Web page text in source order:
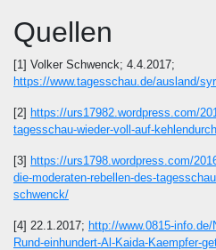
Quellen
[1] Volker Schwenck; 4.4.2017;
https://www.tagesschau.de/ausland/
[2] https://urs17982.wordpress.com/
tagesschau-wieder-voll-auf-
[3] https://urs1798.wordpress.com/
die-moderaten-rebellen-des-
schwenck/
[4] 22.1.2017; http://www.0815-
Rund-einhundert-Al-Kaida-Kaempfer-